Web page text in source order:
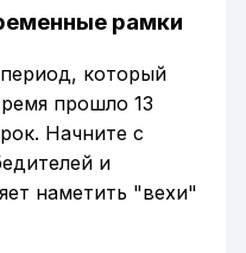
рамки
который
прошло 13
Начните с
и
наметить "вехи"